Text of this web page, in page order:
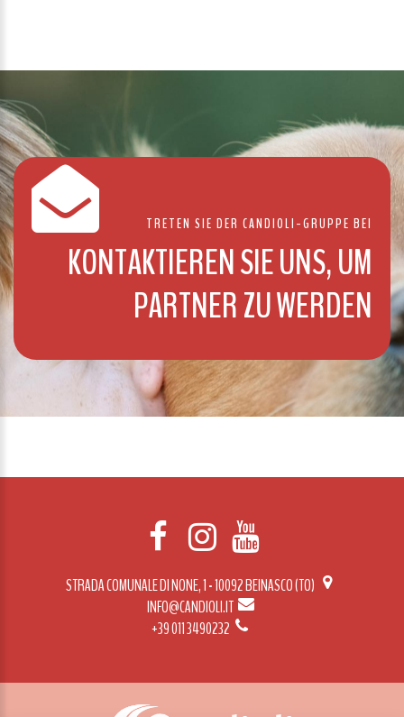
TRETEN SIE DER CANDIOLI-GRUPPE BEI
KONTAKTIEREN SIE UNS, UM
PARTNER ZU WERDEN
STRADA COMUNALE DI NONE, 1 - 10092 BEINASCO (TO)
INFO@CANDIOLI.IT
+39 011 3490232